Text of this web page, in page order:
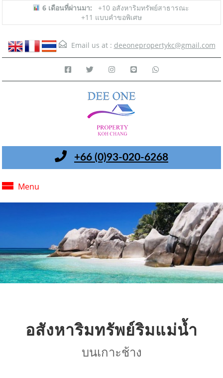
6 เดือนที่ผ่านมา:
+10 อสังหาริมทรัพย์สาธารณะ
+11 แบบคำขอพิเศษ
Email us at : deeonepropertykc@gmail.com
+66 (0)93-020-6268
Menu
อสังหาริมทรัพย์ริมแม่น้ำ
บนเกาะช้าง